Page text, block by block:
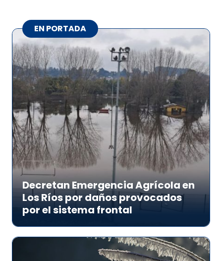
EN PORTADA
Decretan Emergencia Agrícola en
Los Ríos por daños provocados
por el sistema frontal